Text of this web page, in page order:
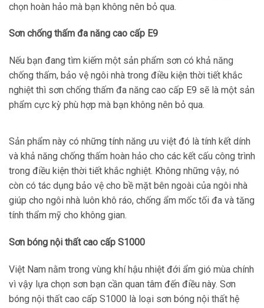
chọn hoàn hảo mà bạn không nên bỏ qua.
Sơn chống thấm đa năng cao cấp E9
Nếu bạn đang tìm kiếm một sản phẩm sơn có khả năng
chống thấm, bảo vệ ngôi nhà trong điều kiện thời tiết khắc
nghiệt thì sơn chống thấm đa năng cao cấp E9 sẽ là một sản
phẩm cực kỳ phù hợp mà bạn không nên bỏ qua.
Sản phẩm này có những tính năng ưu việt đó là tính kết dính
và khả năng chống thấm hoàn hảo cho các kết cấu công trình
trong điều kiện thời tiết khắc nghiệt. Không những vậy, nó
còn có tác dụng bảo vệ cho bề mặt bên ngoài của ngôi nhà
giúp cho ngôi nhà luôn khô ráo, chống ẩm mốc tối đa và tăng
tính thẩm mỹ cho không gian.
Sơn bóng nội thất cao cấp S1000
Việt Nam nằm trong vùng khí hậu nhiệt đới ẩm gió mùa chính
vì vậy lựa chọn sơn bạn cần quan tâm đến điều này. Sơn
bóng nội thất cao cấp S1000 là loại sơn bóng nội thất hệ